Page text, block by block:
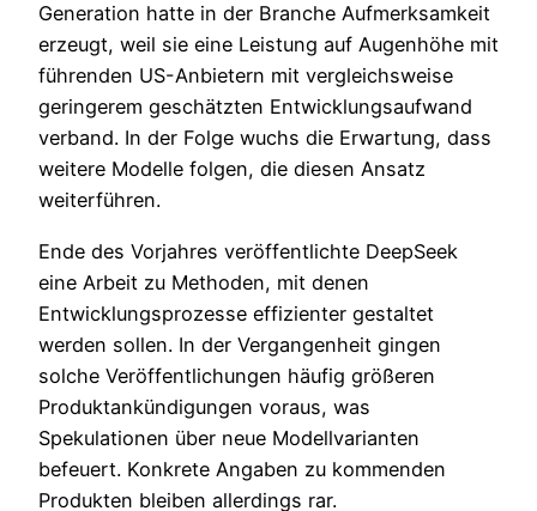
Generation hatte in der Branche Aufmerksamkeit
erzeugt, weil sie eine Leistung auf Augenhöhe mit
führenden US-Anbietern mit vergleichsweise
geringerem geschätzten Entwicklungsaufwand
verband. In der Folge wuchs die Erwartung, dass
weitere Modelle folgen, die diesen Ansatz
weiterführen.
Ende des Vorjahres veröffentlichte DeepSeek
eine Arbeit zu Methoden, mit denen
Entwicklungsprozesse effizienter gestaltet
werden sollen. In der Vergangenheit gingen
solche Veröffentlichungen häufig größeren
Produktankündigungen voraus, was
Spekulationen über neue Modellvarianten
befeuert. Konkrete Angaben zu kommenden
Produkten bleiben allerdings rar.